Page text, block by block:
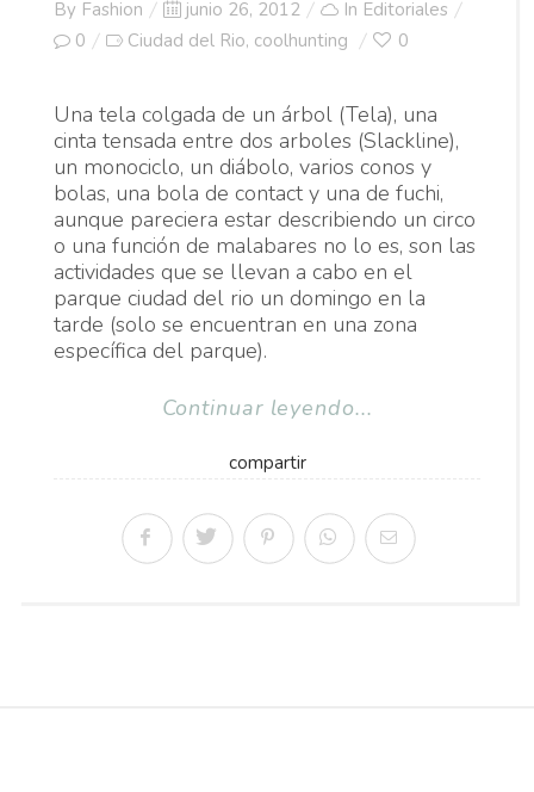
By Fashion
Posted
on
junio 26, 2012 In Editoriales
0
Ciudad del Rio, coolhunting 0
Una tela colgada de un árbol (Tela), una
cinta tensada entre dos arboles (Slackline),
un monociclo, un diábolo, varios conos y
bolas, una bola de contact y una de fuchi,
aunque pareciera estar describiendo un circo
o una función de malabares no lo es, son las
actividades que se llevan a cabo en el
parque ciudad del rio un domingo en la
tarde (solo se encuentran en una zona
específica del parque).
Continuar leyendo...
compartir